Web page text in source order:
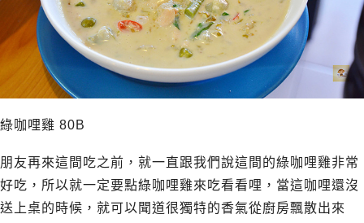
綠咖哩雞 80B
朋友再來這間吃之前，就一直跟我們說這間的綠咖哩雞非常
好吃，所以就一定要點綠咖哩雞來吃看看哩，當這咖哩還沒
送上桌的時候，就可以聞道很獨特的香氣從廚房飄散出來